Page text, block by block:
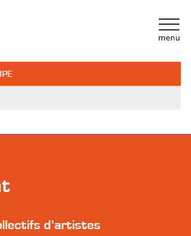
d'artistes